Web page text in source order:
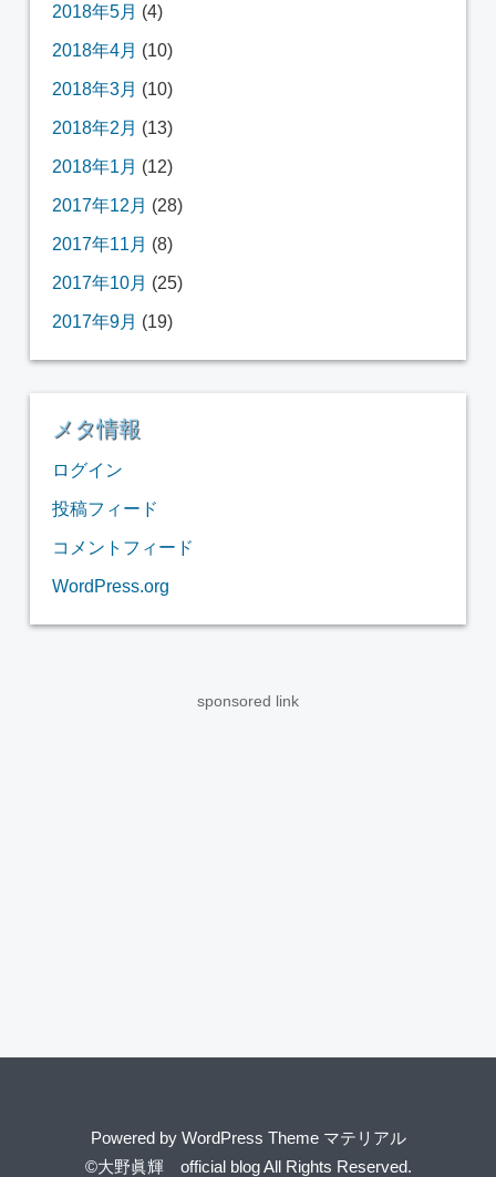
2018年5月 (4)
2018年4月 (10)
2018年3月 (10)
2018年2月 (13)
2018年1月 (12)
2017年12月 (28)
2017年11月 (8)
2017年10月 (25)
2017年9月 (19)
メタ情報
ログイン
投稿フィード
コメントフィード
WordPress.org
sponsored link
Powered by WordPress Theme マテリアル
©大野眞輝 official blogAll Rights Reserved.